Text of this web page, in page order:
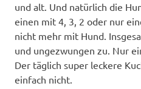
und alt. Und natürlich die
einen mit 4, 3, 2 oder nur
nicht mehr mit Hund.
und ungezwungen zu. Nur
Der täglich super leckere
einfach nicht.